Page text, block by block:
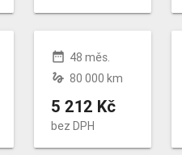
date_range 48 měs.
gesture 80 000 km
5 212 Kč
bez DPH